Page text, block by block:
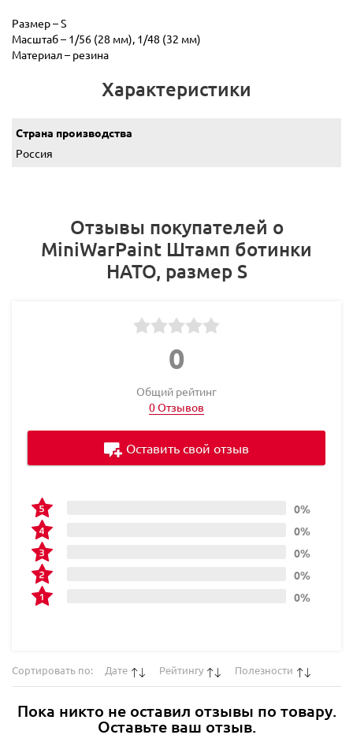
Размер – S
Масштаб – 1/56 (28 мм), 1/48 (32 мм)
Материал – резина
Характеристики
Страна производства
Россия
Отзывы покупателей о
MiniWarPaint Штамп ботинки
НАТО, размер S
0
Общий рейтинг
0 Отзывов
0%
0%
0%
0%
0%
Оставить свой отзыв
Сортировать по: Дате Рейтингу Полезности
Пока никто не оставил отзывы по товару.
Оставьте ваш отзыв.